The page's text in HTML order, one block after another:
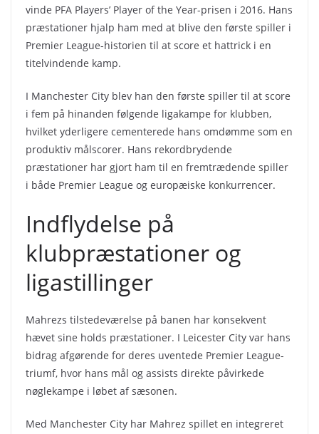
vinde PFA Players’ Player of the Year-prisen i 2016. Hans
præstationer hjalp ham med at blive den første spiller i
Premier League-historien til at score et hattrick i en
titelvindende kamp.
I Manchester City blev han den første spiller til at score
i fem på hinanden følgende ligakampe for klubben,
hvilket yderligere cementerede hans omdømme som en
produktiv målscorer. Hans rekordbrydende
præstationer har gjort ham til en fremtrædende spiller
i både Premier League og europæiske konkurrencer.
Indflydelse på
klubpræstationer og
ligastillinger
Mahrezs tilstedeværelse på banen har konsekvent
hævet sine holds præstationer. I Leicester City var hans
bidrag afgørende for deres uventede Premier League-
triumf, hvor hans mål og assists direkte påvirkede
nøglekampe i løbet af sæsonen.
Med Manchester City har Mahrez spillet en integreret